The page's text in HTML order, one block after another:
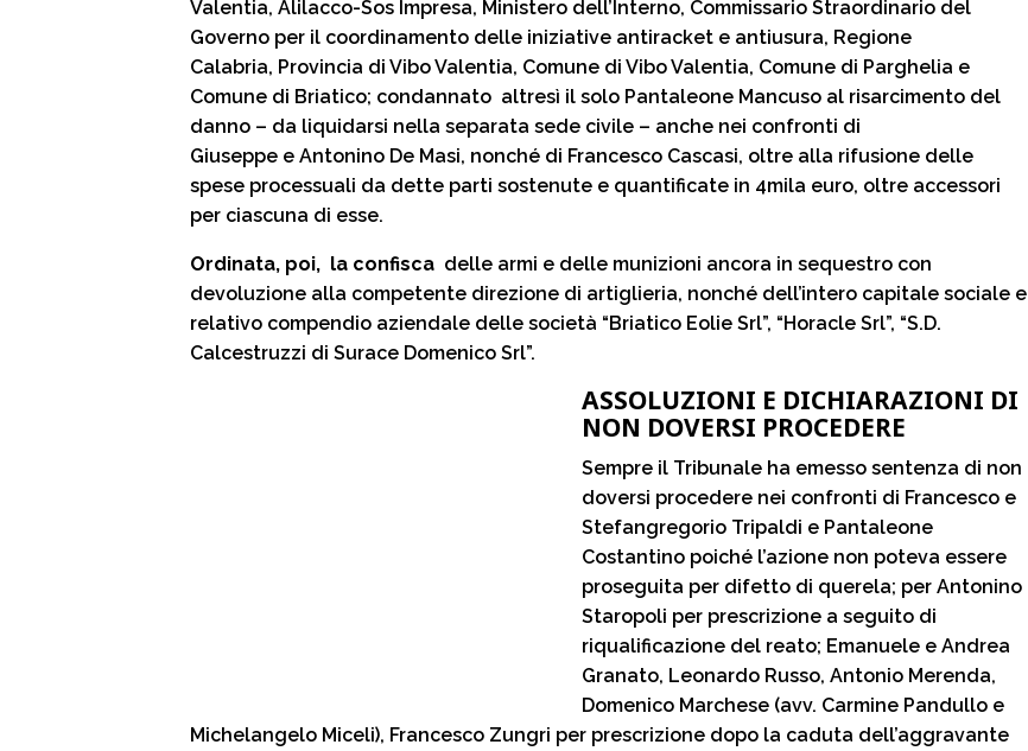
Valentia, Alilacco-Sos Impresa, Ministero dell’Interno, Commissario Straordinario del
Governo per il coordinamento delle iniziative antiracket e antiusura, Regione
Calabria, Provincia di Vibo Valentia, Comune di Vibo Valentia, Comune di Parghelia e
Comune di Briatico; condannato altresì il solo Pantaleone Mancuso al risarcimento del
danno – da liquidarsi nella separata sede civile – anche nei confronti di
Giuseppe e Antonino De Masi, nonché di Francesco Cascasi, oltre alla rifusione delle
spese processuali da dette parti sostenute e quantificate in 4mila euro, oltre accessori
per ciascuna di esse.
Ordinata, poi, la confisca delle armi e delle munizioni ancora in sequestro con
devoluzione alla competente direzione di artiglieria, nonché dell’intero capitale sociale e
relativo compendio aziendale delle società “Briatico Eolie Srl”, “Horacle Srl”, “S.D.
Calcestruzzi di Surace Domenico Srl”.
ASSOLUZIONI E DICHIARAZIONI DI
NON DOVERSI PROCEDERE
Sempre il Tribunale ha emesso sentenza di non
doversi procedere nei confronti di Francesco e
Stefangregorio Tripaldi e Pantaleone
Costantino poiché l’azione non poteva essere
proseguita per difetto di querela; per Antonino
Staropoli per prescrizione a seguito di
riqualificazione del reato; Emanuele e Andrea
Granato, Leonardo Russo, Antonio Merenda,
Domenico Marchese (avv. Carmine Pandullo e
Michelangelo Miceli), Francesco Zungri per prescrizione dopo la caduta dell’aggravante